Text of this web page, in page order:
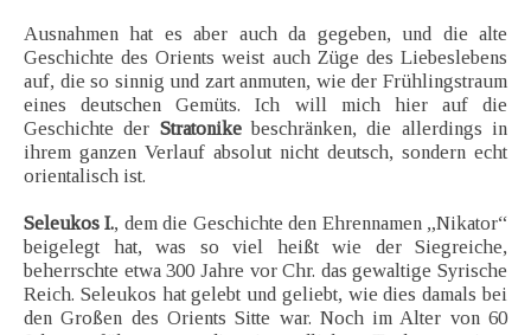
Ausnahmen hat es aber auch da gegeben, und die alte
Geschichte des Orients weist auch Züge des Liebeslebens
auf, die so sinnig und zart anmuten, wie der Frühlingstraum
eines deutschen Gemüts. Ich will mich hier auf die
Geschichte der Stratonikebeschränken, die allerdings in
ihrem ganzen Verlauf absolut nicht deutsch, sondern echt
orientalisch ist.
Seleukos I., dem die Geschichte den Ehrennamen „Nikator“
beigelegt hat, was so viel heißt wie der Siegreiche,
beherrschte etwa 300 Jahre vor Chr. das gewaltige Syrische
Reich. Seleukos hat gelebt und geliebt, wie dies damals bei
den Großen des Orients Sitte war. Noch im Alter von 60